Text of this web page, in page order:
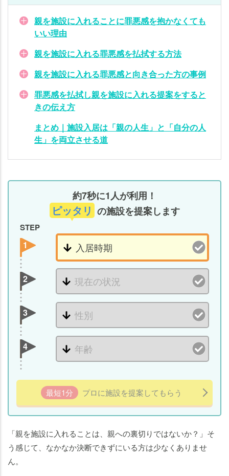
親を施設に入れることに罪悪感を抱かなくても
いい理由
親を施設に入れる罪悪感を払拭する方法
親を施設に入れる罪悪感と向き合った方の事例
罪悪感を払拭し親を施設に入れる提案をすると
きの伝え方
まとめ｜施設入居は「親の人生」と「自分の人
生」を両立させる道
約7秒に1人が利用！
ピッタリ の施設を提案します
STEP
1
2
3
4
最短1分 プロに施設を提案してもらう
「親を施設に入れることは、親への裏切りではないか？」そ
う感じて、なかなか決断できずにいる方は少なくありませ
ん。
設
に
る
罪
悪
感
き
合
方
罪
悪
を
払
し
施
る
案
を